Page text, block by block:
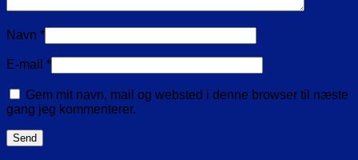
Navn *
E-mail *
Gem mit navn, mail og websted i denne browser til næste
gang jeg kommenterer.